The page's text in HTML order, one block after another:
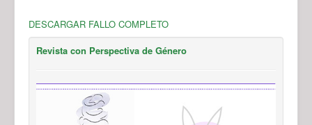
DESCARGAR FALLO COMPLETO
Revista con Perspectiva de Género